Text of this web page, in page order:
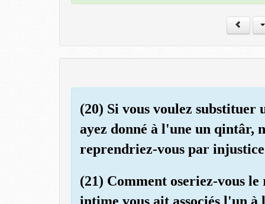
(20) Si vous voulez substituer
ayez donné à l'une un qintâr,
reprendriez-vous par
(21) Comment oseriez-vous
intime vous ait associés l'un